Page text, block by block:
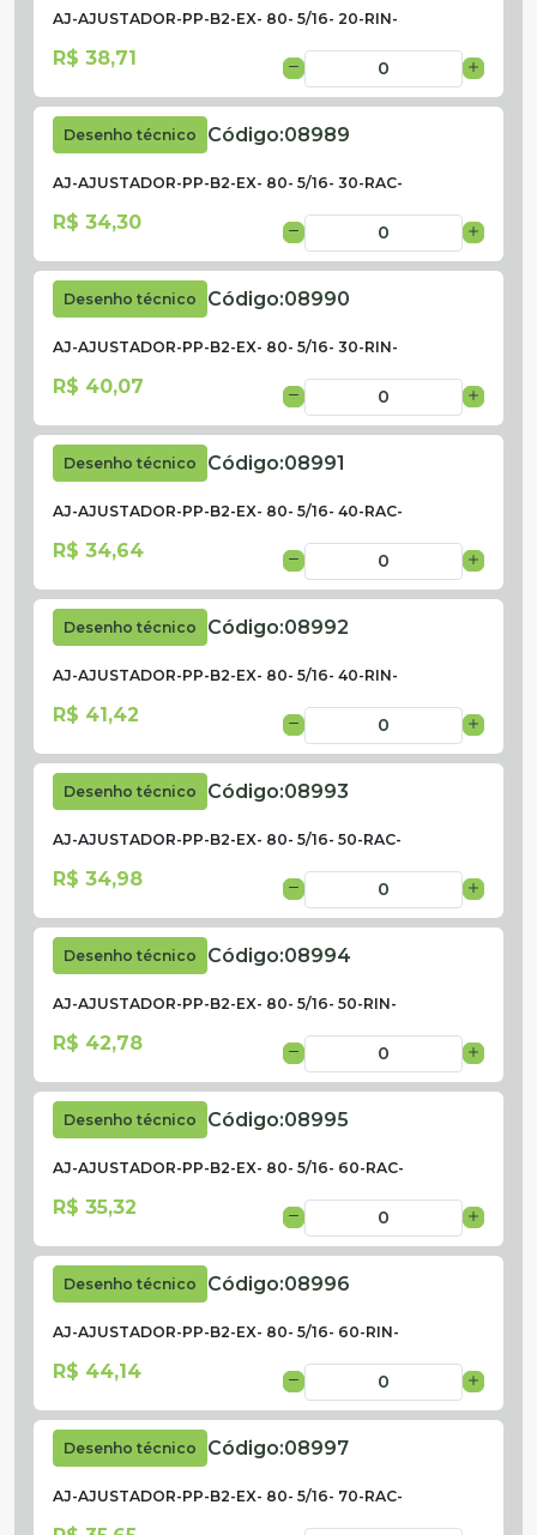
AJ-AJUSTADOR-PP-B2-EX- 80- 5/16- 20-RIN-
R$ 38,71
Desenho técnico Código:08989
AJ-AJUSTADOR-PP-B2-EX- 80- 5/16- 30-RAC-
R$ 34,30
Desenho técnico Código:08990
AJ-AJUSTADOR-PP-B2-EX- 80- 5/16- 30-RIN-
R$ 40,07
Desenho técnico Código:08991
AJ-AJUSTADOR-PP-B2-EX- 80- 5/16- 40-RAC-
R$ 34,64
Desenho técnico Código:08992
AJ-AJUSTADOR-PP-B2-EX- 80- 5/16- 40-RIN-
R$ 41,42
Desenho técnico Código:08993
AJ-AJUSTADOR-PP-B2-EX- 80- 5/16- 50-RAC-
R$ 34,98
Desenho técnico Código:08994
AJ-AJUSTADOR-PP-B2-EX- 80- 5/16- 50-RIN-
R$ 42,78
Desenho técnico Código:08995
AJ-AJUSTADOR-PP-B2-EX- 80- 5/16- 60-RAC-
R$ 35,32
Desenho técnico Código:08996
AJ-AJUSTADOR-PP-B2-EX- 80- 5/16- 60-RIN-
R$ 44,14
Desenho técnico Código:08997
AJ-AJUSTADOR-PP-B2-EX- 80- 5/16- 70-RAC-